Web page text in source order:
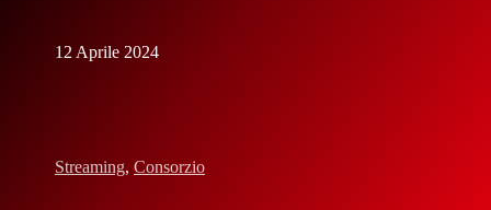
12 Aprile 2024
Streaming, Consorzio